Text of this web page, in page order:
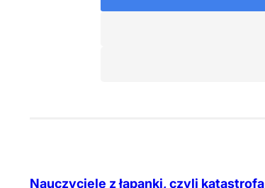
Nauczyciele z łapanki, czyli katastrofa